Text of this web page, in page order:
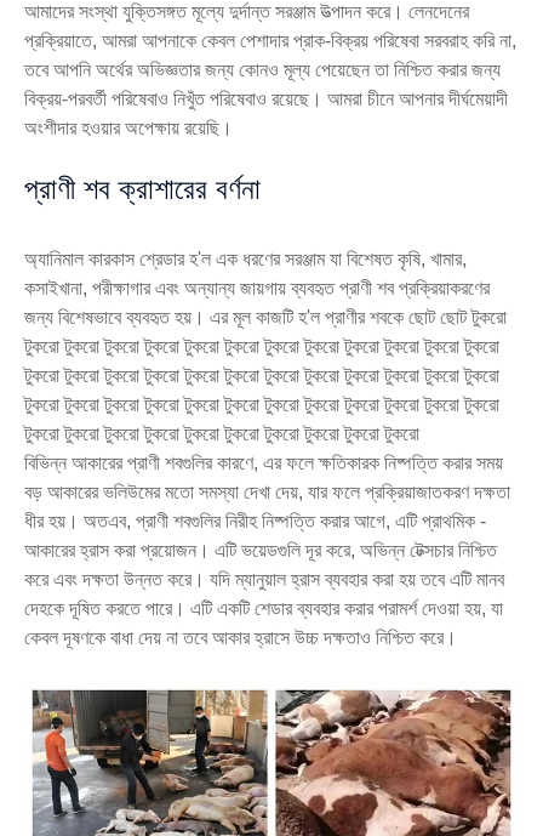
আমাদের সংস্থা যুক্তিসঙ্গত মূল্যে দুর্দান্ত সরঞ্জাম উত্পাদন করে। লেনদেনের
প্রক্রিয়াতে, আমরা আপনাকে কেবল পেশাদার প্রাক-বিক্রয় পরিষেবা সরবরাহ করি না,
তবে আপনি অর্থের অভিজ্ঞতার জন্য কোনও মূল্য পেয়েছেন তা নিশ্চিত করার জন্য
বিক্রয়-পরবর্তী পরিষেবাও নিখুঁত পরিষেবাও রয়েছে। আমরা চীনে আপনার দীর্ঘমেয়াদী
অংশীদার হওয়ার অপেক্ষায় রয়েছি।
প্রাণী শব ক্রাশারের বর্ণনা
অ্যানিমাল কারকাস শ্রেডার হ'ল এক ধরণের সরঞ্জাম যা বিশেষত কৃষি, খামার,
কসাইখানা, পরীক্ষাগার এবং অন্যান্য জায়গায় ব্যবহৃত প্রাণী শব প্রক্রিয়াকরণের
জন্য বিশেষভাবে ব্যবহৃত হয়। এর মূল কাজটি হ'ল প্রাণীর শবকে ছোট ছোট টুকরো
টুকরো টুকরো টুকরো টুকরো টুকরো টুকরো টুকরো টুকরো টুকরো টুকরো টুকরো টুকরো
টুকরো টুকরো টুকরো টুকরো টুকরো টুকরো টুকরো টুকরো টুকরো টুকরো টুকরো টুকরো
টুকরো টুকরো টুকরো টুকরো টুকরো টুকরো টুকরো টুকরো টুকরো টুকরো টুকরো টুকরো
টুকরো টুকরো টুকরো টুকরো টুকরো টুকরো টুকরো টুকরো টুকরো টুকরো
বিভিন্ন আকারের প্রাণী শবগুলির কারণে, এর ফলে ক্ষতিকারক নিষ্পত্তি করার সময়
বড় আকারের ভলিউমের মতো সমস্যা দেখা দেয়, যার ফলে প্রক্রিয়াজাতকরণ দক্ষতা
ধীর হয়। অতএব, প্রাণী শবগুলির নিরীহ নিষ্পত্তি করার আগে, এটি প্রাথমিক -
আকারের হ্রাস করা প্রয়োজন। এটি ভয়েডগুলি দূর করে, অভিন্ন টেক্সচার নিশ্চিত
করে এবং দক্ষতা উন্নত করে। যদি ম্যানুয়াল হ্রাস ব্যবহার করা হয় তবে এটি মানব
দেহকে দূষিত করতে পারে। এটি একটি শেডার ব্যবহার করার পরামর্শ দেওয়া হয়, যা
কেবল দূষণকে বাধা দেয় না তবে আকার হ্রাসে উচ্চ দক্ষতাও নিশ্চিত করে।